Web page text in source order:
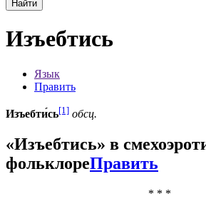
Найти
Изъебтись
Язык
Править
Изъебти́сь[1] обсц.
«Изъебтись» в
фольклореПравить
* * *